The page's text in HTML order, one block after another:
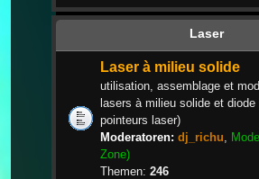
Laser
Laser à milieu solide
utilisation, assemblage et
lasers à milieu solide et diode
pointeurs laser)
Moderatoren: dj_richu
Zone)
Themen: 246